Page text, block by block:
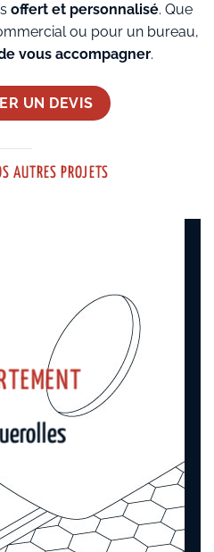
offert et personnalisé. Que
ou pour un bureau,
vous accompagner.
UN DEVIS
AUTRES PROJETS